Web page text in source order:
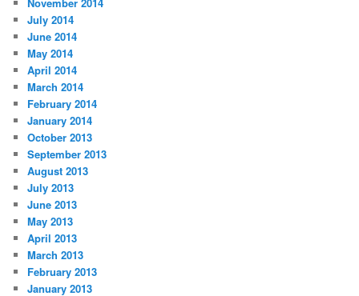
July 2014
June 2014
May 2014
April 2014
March 2014
February 2014
January 2014
October 2013
September 2013
August 2013
July 2013
June 2013
May 2013
April 2013
March 2013
February 2013
January 2013